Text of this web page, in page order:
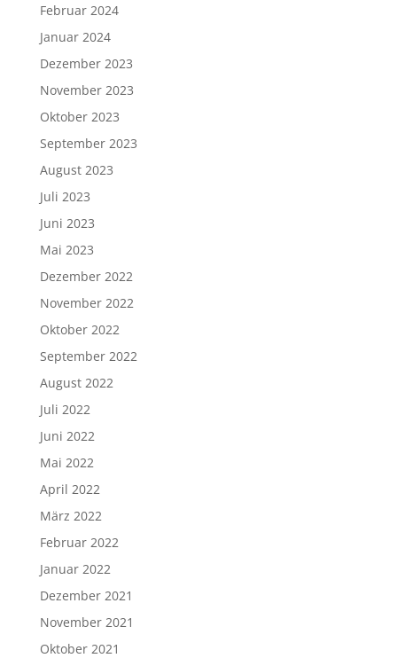
Februar 2024
Januar 2024
Dezember 2023
November 2023
Oktober 2023
September 2023
August 2023
Juli 2023
Juni 2023
Mai 2023
Dezember 2022
November 2022
Oktober 2022
September 2022
August 2022
Juli 2022
Juni 2022
Mai 2022
April 2022
März 2022
Februar 2022
Januar 2022
Dezember 2021
November 2021
Oktober 2021